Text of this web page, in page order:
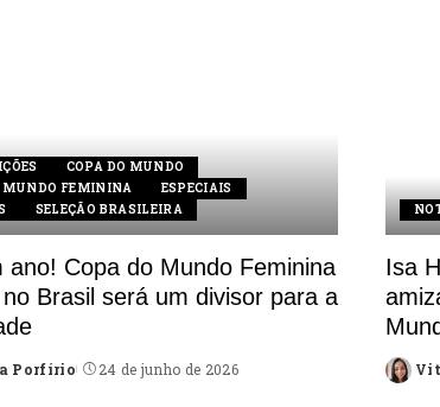
COPA DO MUNDO
MUNDO FEMININA
ESPECIAIS
SELEÇÃO BRASILEIRA
ano! Copa do Mundo Feminina
Brasil será um divisor para a
Porfírio 24 de junho de 2026
Isa
Posted